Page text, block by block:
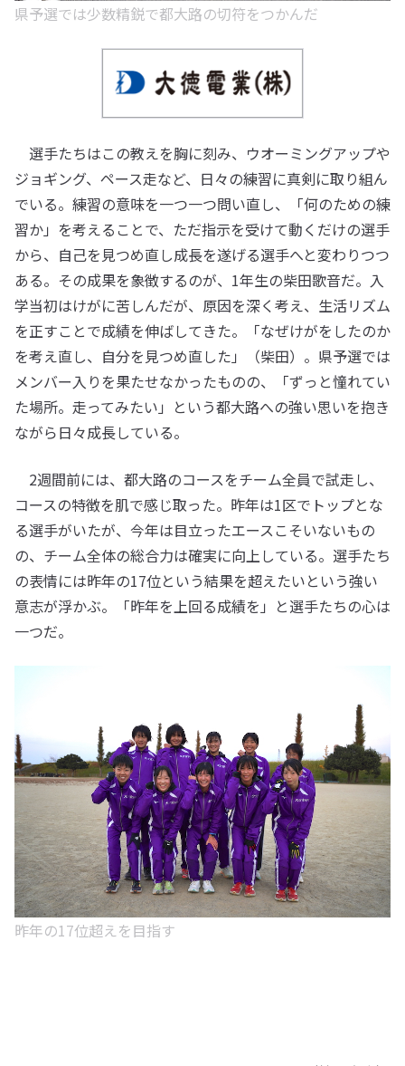
県予選では少数精鋭で都大路の切符をつかんだ
選手たちはこの教えを胸に刻み、ウオーミングアップや
ジョギング、ペース走など、日々の練習に真剣に取り組ん
でいる。練習の意味を一つ一つ問い直し、「何のための練
習か」を考えることで、ただ指示を受けて動くだけの選手
から、自己を見つめ直し成長を遂げる選手へと変わりつつ
ある。その成果を象徴するのが、1年生の柴田歌音だ。入
学当初はけがに苦しんだが、原因を深く考え、生活リズム
を正すことで成績を伸ばしてきた。「なぜけがをしたのか
を考え直し、自分を見つめ直した」（柴田）。県予選では
メンバー入りを果たせなかったものの、「ずっと憧れてい
た場所。走ってみたい」という都大路への強い思いを抱き
ながら日々成長している。
2週間前には、都大路のコースをチーム全員で試走し、
コースの特徴を肌で感じ取った。昨年は1区でトップとな
る選手がいたが、今年は目立ったエースこそいないもの
の、チーム全体の総合力は確実に向上している。選手たち
の表情には昨年の17位という結果を超えたいという強い
意志が浮かぶ。「昨年を上回る成績を」と選手たちの心は
一つだ。
昨年の17位超えを目指す